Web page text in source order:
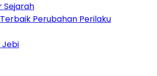
Sejarah
Perubahan Perilaku
Jebi